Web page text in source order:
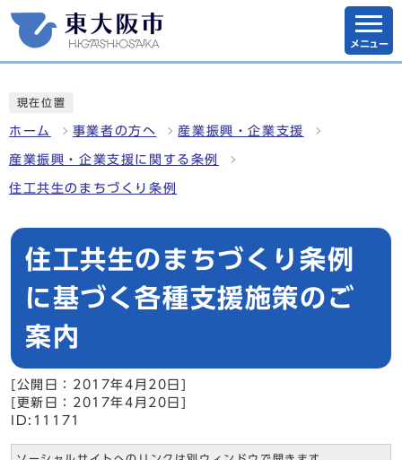
メニュー
現在位置
ホーム 事業者の方へ 産業振興・企業支援
産業振興・企業支援に関する条例
住工共生のまちづくり条例
住工共生のまちづくり条例
に基づく各種支援施策のご
案内
[公開日：2017年4月20日]
[更新日：2017年4月20日]
ID:11171